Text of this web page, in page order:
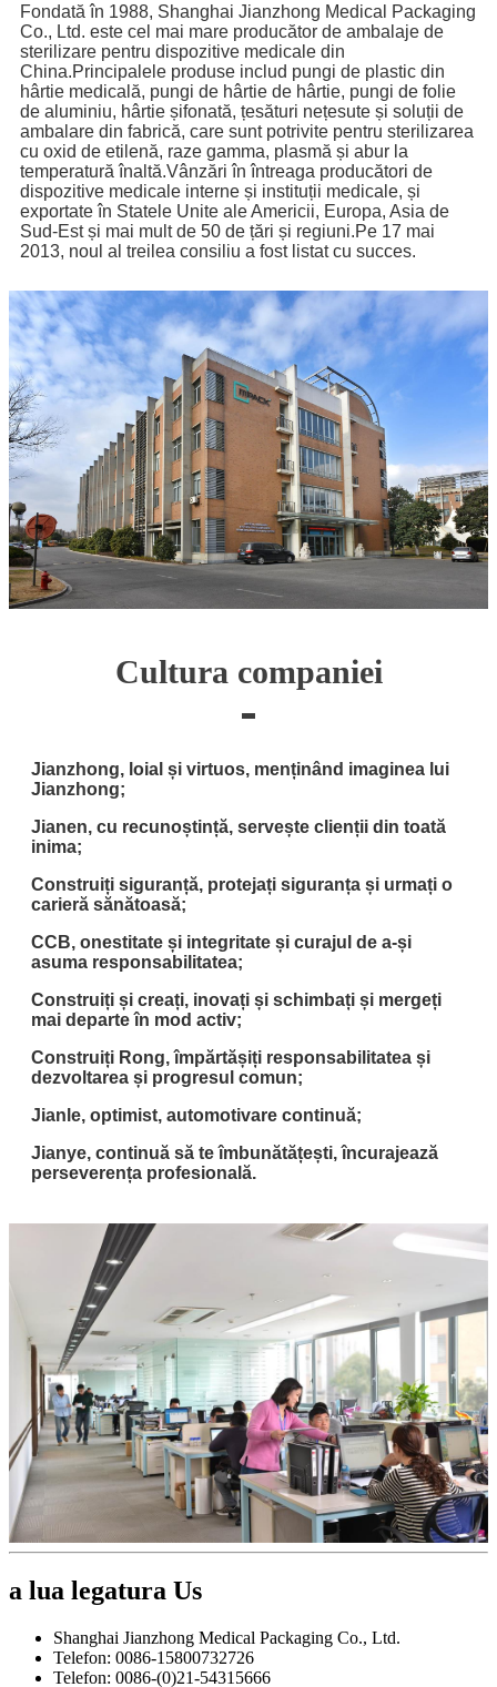
Fondată în 1988, Shanghai Jianzhong Medical Packaging
Co., Ltd. este cel mai mare producător de ambalaje de
sterilizare pentru dispozitive medicale din
China.Principalele produse includ pungi de plastic din
hârtie medicală, pungi de hârtie de hârtie, pungi de folie
de aluminiu, hârtie șifonată, țesături nețesute și soluții de
ambalare din fabrică, care sunt potrivite pentru sterilizarea
cu oxid de etilenă, raze gamma, plasmă și abur la
temperatură înaltă.Vânzări în întreaga producători de
dispozitive medicale interne și instituții medicale, și
exportate în Statele Unite ale Americii, Europa, Asia de
Sud-Est și mai mult de 50 de țări și regiuni.Pe 17 mai
2013, noul al treilea consiliu a fost listat cu succes.
Cultura companiei
Jianzhong, loial și virtuos, menținând imaginea lui
Jianzhong;
Jianen, cu recunoștință, servește clienții din toată
inima;
Construiți siguranță, protejați siguranța și urmați o
carieră sănătoasă;
CCB, onestitate și integritate și curajul de a-și
asuma responsabilitatea;
Construiți și creați, inovați și schimbați și mergeți
mai departe în mod activ;
Construiți Rong, împărtășiți responsabilitatea și
dezvoltarea și progresul comun;
Jianle, optimist, automotivare continuă;
Jianye, continuă să te îmbunătățești, încurajează
perseverența profesională.
a lua legatura Us
Shanghai Jianzhong Medical Packaging Co., Ltd.
Telefon: 0086-15800732726
Telefon: 0086-(0)21-54315666